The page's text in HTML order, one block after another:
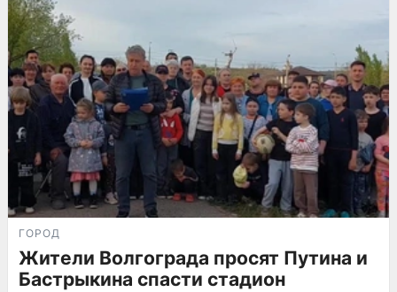
ГОРОД
Жители Волгограда просят Путина и
Бастрыкина спасти стадион